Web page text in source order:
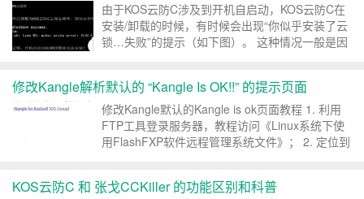
由于KOS云防C涉及到开机自启动，KOS云防C在
安装/卸载的时候，有时候会出现“你似乎安装了云
锁…失败”的提示（如下图）。 这种情况一般是因
C无法正常编辑开机自启动文件。...
修改Kangle解析默认的 “Kangle Is OK!!” 的提示页面
修改Kangle默认的Kangle is ok页面教程 1. 利用
FTP工具登录服务器，教程访问《Linux系统下使
用FlashFXP软件远程管理系统文件》； 2. 定位到
KOS云防C 和 张戈CCKiller 的功能区别和科普